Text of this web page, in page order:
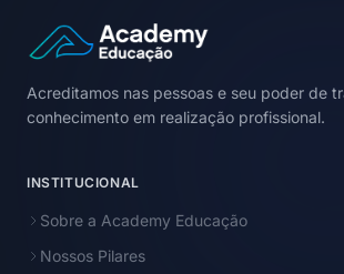
Acreditamos nas pessoas e seu poder de
conhecimento em realização profissional.
INSTITUCIONAL
Sobre a Academy Educação
Nossos Pilares